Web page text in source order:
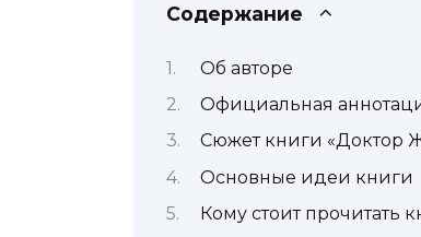
Содержание
Об авторе
Официальная
Сюжет книги «Доктор
Основные идеи книги
Кому стоит прочитать